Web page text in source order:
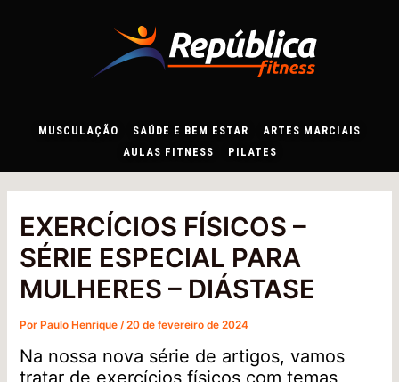
MUSCULAÇÃO SAÚDE E BEM ESTAR
ARTES MARCIAIS
AULAS FITNESS
PILATES
EXERCÍCIOS FÍSICOS –
SÉRIE ESPECIAL PARA
MULHERES – DIÁSTASE
PorPaulo Henrique /20 de fevereiro de 2024
Na nossa nova série de artigos, vamos